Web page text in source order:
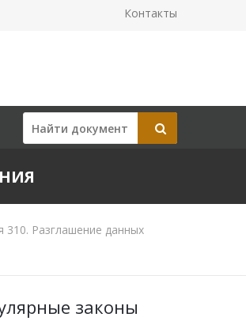
Контакты
310. Разглашение данных
законы